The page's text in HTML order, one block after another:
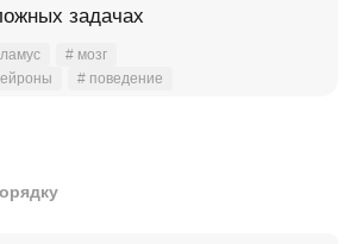
задачах
# мозг
# поведение